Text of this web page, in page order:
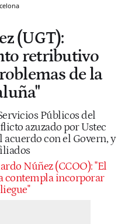
(UGT):
retributivo
de la
Públicos del
azuzado por Ustec
con el Govern, y
Núñez (CCOO): "El
contempla incorporar